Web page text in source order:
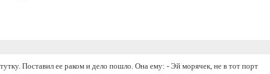
Поставил ее раком и дело пошло. Она ему: - Эй морячек, не в тот порт